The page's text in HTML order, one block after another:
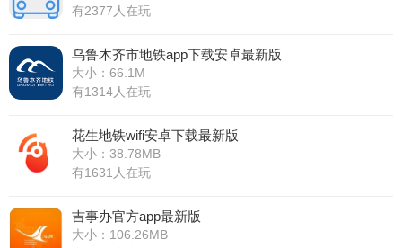
有2377人在玩
乌鲁木齐市地铁app下载安卓最新版
大小：66.1M
有1314人在玩
花生地铁wifi安卓下载最新版
大小：38.78MB
有1631人在玩
吉事办官方app最新版
大小：106.26MB